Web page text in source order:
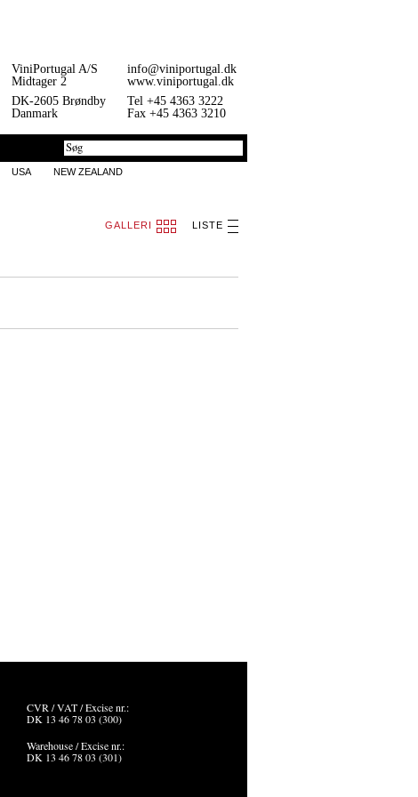
ViniPortugal A/S
Midtager 2
DK-2605 Brøndby
Danmark
info@viniportugal.dk
www.viniportugal.dk
Tel +45 4363 3222
Fax +45 4363 3210
USA NEW ZEALAND
GALLERI LISTE
CVR / VAT / Excise nr.:
DK 13 46 78 03 (300)
Warehouse / Excise nr.:
DK 13 46 78 03 (301)